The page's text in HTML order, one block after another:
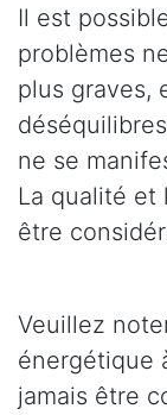
Il est
problèmes
plus graves,
ne se
La qualité et
être
Veuillez
énergétique
jamais être